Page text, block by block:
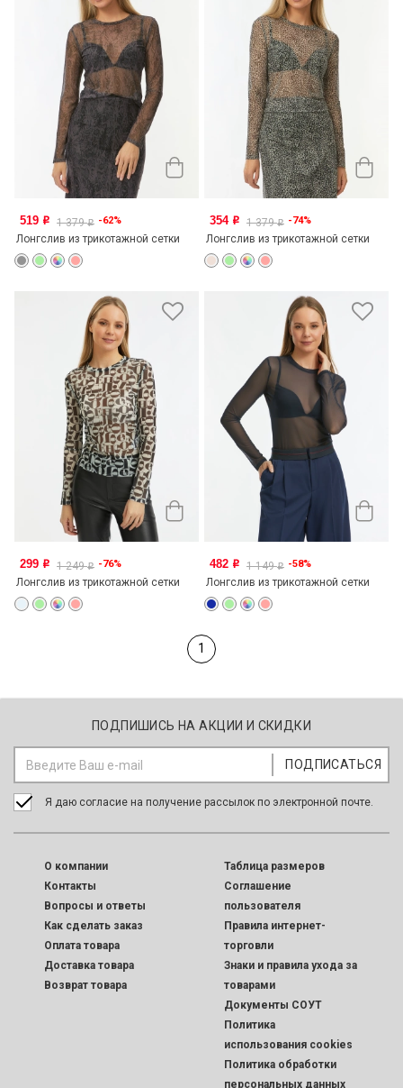
519 o 1 379o -62%
Лонгслив из трикотажной сетки
354 o 1 379o -74%
Лонгслив из трикотажной сетки
299 o 1 249o -76%
Лонгслив из трикотажной сетки
482 o 1 149o -58%
Лонгслив из трикотажной сетки
1
ПОДПИШИСЬ НА АКЦИИ И СКИДКИ
Я даю согласие на получение рассылок по электронной почте.
O компании
Контакты
Вопросы и ответы
Как сделать заказ
Оплата товара
Доставка товара
Возврат товара
Таблица размеров
Соглашение
пользователя
Правила интернет-
торговли
Знаки и правила ухода за
товарами
Документы СОУТ
Политика
использования cookies
Политика обработки
персональных данных